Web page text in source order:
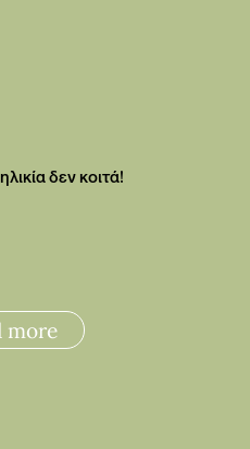
δεν κοιτά!
more